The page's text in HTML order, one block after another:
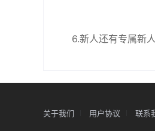
6.新人还有专属新
关于我们 用户协议 联系